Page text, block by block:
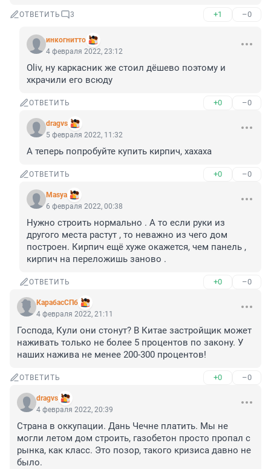
ОТВЕТИТЬ 3 +1 –0
инкогнитто
4 февраля 2022, 23:12
Oliv, ну каркасник же стоил дёшево поэтому и
хкрачили его всюду
ОТВЕТИТЬ +0 –0
dragvs
5 февраля 2022, 11:32
А теперь попробуйте купить кирпич, хахаха
ОТВЕТИТЬ +0 –0
Masya
6 февраля 2022, 00:38
Нужно строить нормально . А то если руки из
другого места растут , то неважно из чего дом
построен. Кирпич ещё хуже окажется, чем панель ,
кирпич на переложишь заново .
ОТВЕТИТЬ +0 –0
КарабасСПб
4 февраля 2022, 21:11
Господа, Кули они стонут? В Китае застройщик может
наживать только не более 5 процентов по закону. У
наших нажива не менее 200-300 процентов!
ОТВЕТИТЬ +0 –0
dragvs
4 февраля 2022, 20:39
Страна в оккупации. Дань Чечне платить. Мы не
могли летом дом строить, газобетон просто пропал с
рынка, как класс. Это позор, такого кризиса давно не
было.